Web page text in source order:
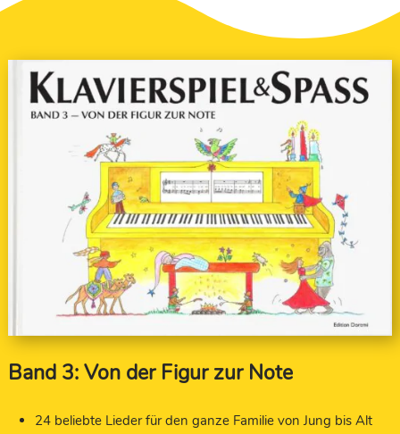
Band 3: Von der Figur zur Note
24 beliebte Lieder für den ganze Familie von Jung bis Alt